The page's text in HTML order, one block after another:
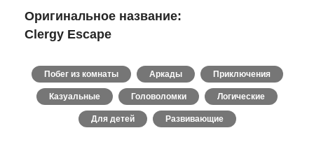
Оригинальное название:
Clergy Escape
Побег из комнаты Аркады Приключения
Казуальные Головоломки Логические
Для детей Развивающие